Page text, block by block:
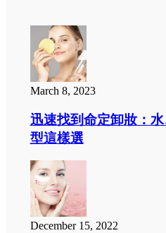
March 8, 2023
迅速找到命定卸妝：
型這樣選
December 15, 2022